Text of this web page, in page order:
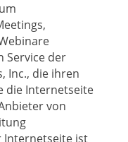
Service der
Inc., die ihren
die Internetseite
von
Internetseite ist